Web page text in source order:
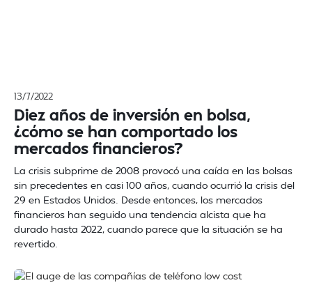
13/7/2022
Diez años de inversión en bolsa,
¿cómo se han comportado los
mercados financieros?
La crisis subprime de 2008 provocó una caída en las bolsas
sin precedentes en casi 100 años, cuando ocurrió la crisis del
29 en Estados Unidos. Desde entonces, los mercados
financieros han seguido una tendencia alcista que ha
durado hasta 2022, cuando parece que la situación se ha
revertido.